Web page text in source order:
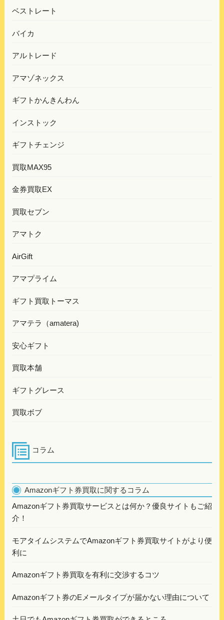
ベストレート
バイカ
アルトレード
アマゾネックス
ギフトかんきんわん
インストック
ギフトチェンジ
買取MAX95
金券買取EX
買取セブン
アマトク
AirGift
アマプライム
ギフト買取トーマス
アマテラ（amatera)
安心ギフト
買取本舗
ギフトグレース
買取ボブ
コラム
Amazonギフト券買取に関するコラム
Amazonギフト券買取サービスとは何か？優良サイトもご紹
介！
モアタイムシステムでAmazonギフト券買取サイトがより便
利に
Amazonギフト券買取を有利に交渉するコツ
Amazonギフト券のEメールタイプが届かない理由について